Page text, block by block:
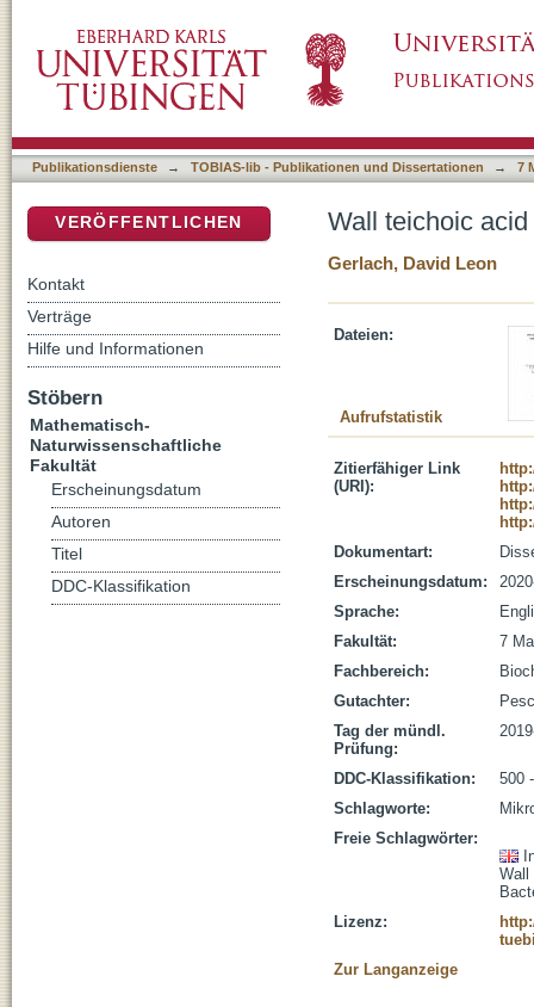
Publikationsdienste → TOBIAS-lib - Publikationen und Dissertationen → 7
Wall teichoic
Gerlach, David Leon
Dateien:
Aufrufstatistik
Zitierfähiger Link
(URI):
Dokumentart:
Erscheinungsdatum:
Sprache:
Fakultät:
7
Fachbereich:
Gutachter:
Tag der mündl.
Prüfung:
DDC-Klassifikation:
500
Schlagworte:
Freie Schlagwörter:
Wall
Lizenz:
Zur Langanzeige
VERÖFFENTLICHEN
Kontakt
Verträge
Hilfe und Informationen
Stöbern
Mathematisch-
Naturwissenschaftliche
Fakultät
Erscheinungsdatum
Autoren
Titel
DDC-Klassifikation